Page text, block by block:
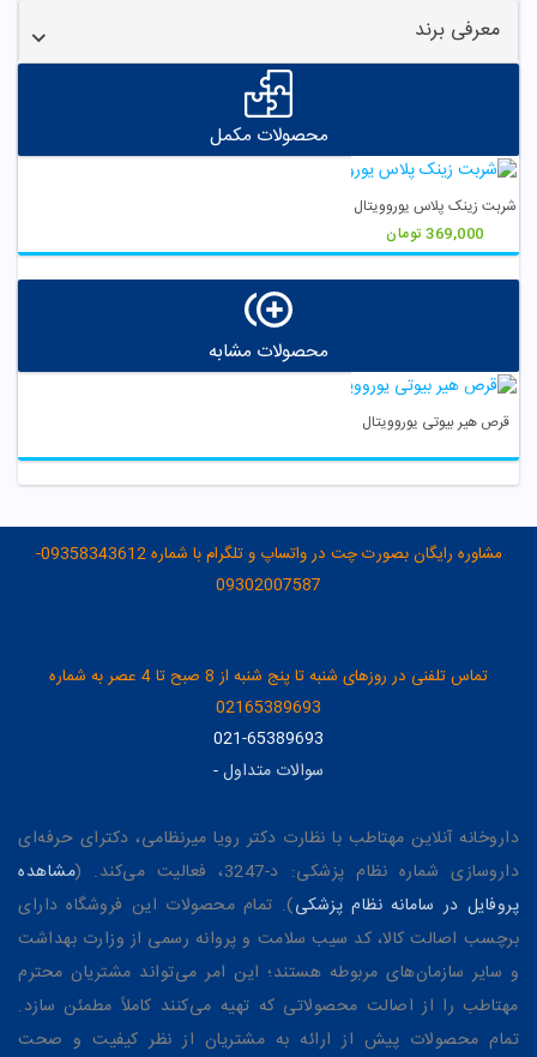
معرفی برند
محصولات مکمل
شربت زینک پلاس یوروویتال
369,000 تومان
محصولات مشابه
قرص هیر بیوتی یوروویتال
مشاوره رایگان بصورت چت در واتساپ و تلگرام با شماره 09358343612-
09302007587
تماس تلفنی در روزهای شنبه تا پنج شنبه از 8 صبح تا 4 عصر به شماره
02165389693
021-65389693
سوالات متداول-
داروخانه آنلاین مهتاطب با نظارت دکتر رویا میرنظامی، دکترای حرفه‌ای
داروسازی شماره نظام پزشکی: د-3247، فعالیت می‌کند. (
مشاهده
پروفایل در سامانه نظام پزشکی). تمام محصولات این فروشگاه دارای
برچسب اصالت کالا، کد سیب سلامت و پروانه رسمی از وزارت بهداشت
و سایر سازمان‌های مربوطه هستند؛ این امر می‌تواند مشتریان محترم
مهتاطب را از اصالت محصولاتی که تهیه می‌کنند کاملاً مطمئن سازد.
تمام محصولات پیش از ارائه به مشتریان از نظر کیفیت و صحت